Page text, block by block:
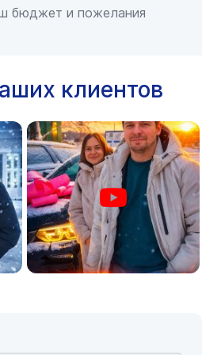
бюджет и пожелания
клиентов